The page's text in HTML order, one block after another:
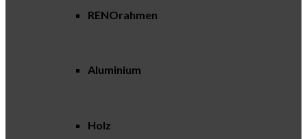
RENOrahmen
Aluminium
Holz